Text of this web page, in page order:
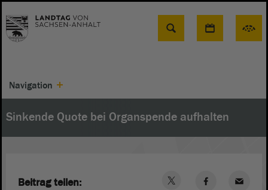
Suche
Navigation
Sinkende Quote bei Organspende aufhalten
Beitrag teilen: